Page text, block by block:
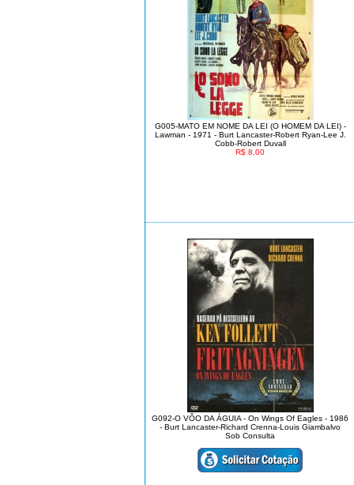
G005-MATO EM NOME DA LEI (O HOMEM DA LEI) -
Lawman - 1971 - Burt Lancaster-Robert Ryan-Lee J.
Cobb-Robert Duvall
R$ 8,00
G092-O VÔO DA ÁGUIA - On Wings Of Eagles - 1986
- Burt Lancaster-Richard Crenna-Louis Giambalvo
Sob Consulta